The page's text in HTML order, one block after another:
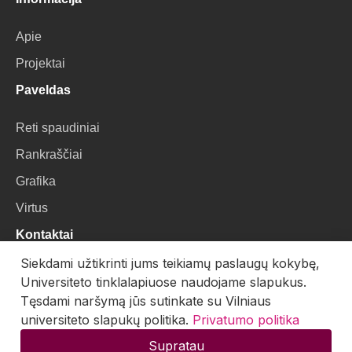
Apie
Projektai
Paveldas
Reti spaudiniai
Rankraščiai
Grafika
Virtus
Kontaktai
VU Biblioteka
Universiteto g. 3, LT-01122, Vilnius
El. paštas:skaitmenines.kolekcijos@mb.vu.lt
Siekdami užtikrinti jums teikiamų paslaugų kokybę,
Universiteto tinklalapiuose naudojame slapukus.
Tęsdami naršymą jūs sutinkate su Vilniaus
universiteto slapukų politika. Privatumo politika
Supratau